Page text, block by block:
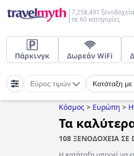
7,258,491 ξενοδοχεία
σε 60 κατηγορίες
Πάρκινγκ Δωρεάν WiFi
Εύρος τιμών Κατάταξη με
Κόσμος > Ευρώπη >
Τα
108 ΞΕΝΟΔΟΧΕΙΑ ΣΕ